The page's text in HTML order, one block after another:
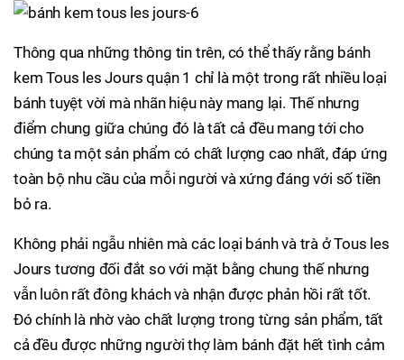
Thông qua những thông tin trên, có thể thấy rằng bánh
kem Tous les Jours quận 1 chỉ là một trong rất nhiều loại
bánh tuyệt vời mà nhãn hiệu này mang lại. Thế nhưng
điểm chung giữa chúng đó là tất cả đều mang tới cho
chúng ta một sản phẩm có chất lượng cao nhất, đáp ứng
toàn bộ nhu cầu của mỗi người và xứng đáng với số tiền
bỏ ra.
Không phải ngẫu nhiên mà các loại bánh và trà ở Tous les
Jours tương đối đắt so với mặt bằng chung thế nhưng
vẫn luôn rất đông khách và nhận được phản hồi rất tốt.
Đó chính là nhờ vào chất lượng trong từng sản phẩm, tất
cả đều được những người thợ làm bánh đặt hết tình cảm